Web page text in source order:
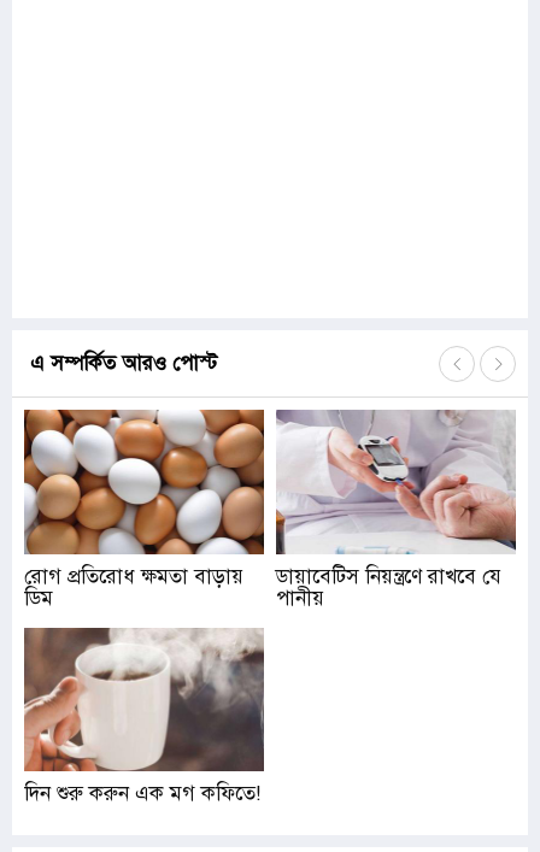
এ সম্পর্কিত আরও পোস্ট
রোগ প্রতিরোধ ক্ষমতা বাড়ায়
ডিম
ডায়াবেটিস নিয়ন্ত্রণে রাখবে যে
পানীয়
দিন শুরু করুন এক মগ কফিতে!